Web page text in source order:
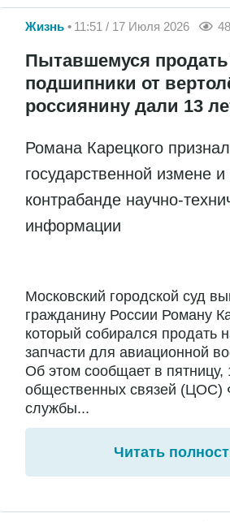
Жизнь 11:51 / 17 Июля 2026
Пытавшемуся продать
подшипники от
россиянину дали 13
Романа Карецкого
государственной измене и
контрабанде научно-
информации
Московский городской суд
гражданину России Роману
который собирался продать
запчасти для авиационной
Об этом сообщает в
общественных связей (ЦОС)
службы...
Читать